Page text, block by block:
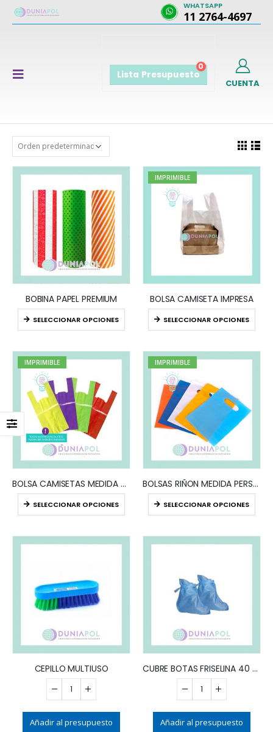
WHATSAPP
11 2764-4697
0
Lista Presupuesto
CUENTA
BOBINA PAPEL PREMIUM
SELECCIONAR OPCIONES
IMPRIMIBLE
BOLSA CAMISETA IMPRESA
SELECCIONAR OPCIONES
IMPRIMIBLE
BOLSA CAMISETAS MEDIDA PERSONALIZADA
SELECCIONAR OPCIONES
IMPRIMIBLE
BOLSAS RIÑON MEDIDA PERSONALIZADA
SELECCIONAR OPCIONES
CEPILLO MULTIUSO
Añadir al presupuesto
CUBRE BOTAS FRISELINA 40 g (x25)
Añadir al presupuesto